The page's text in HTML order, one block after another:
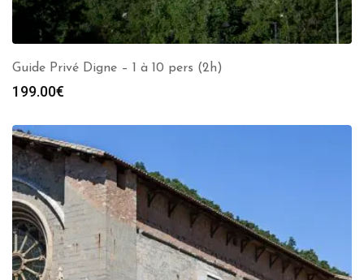
Guide Privé Digne – 1 à 10 pers (2h)
199.00€